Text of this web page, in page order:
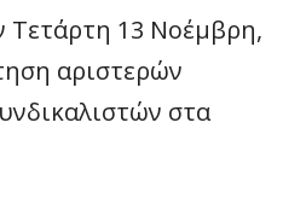
Τετάρτη 13 Νοέμβρη,
αριστερών
στα